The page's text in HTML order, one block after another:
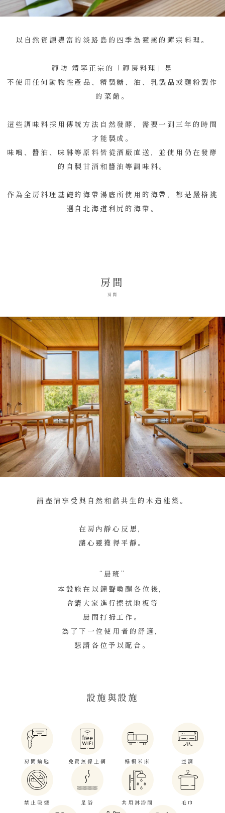
以自然資源豐富的淡路島的四季為靈感的禪宗料理。
禪坊 靖寧正宗的「禪房料理」是
不使用任何動物性產品、精製糖、油、乳製品或麵粉製作
的菜餚。
這些調味料採用傳統方法自然發酵，需要一到三年的時間
才能製成。
味噌、醬油、味醂等原料皆從酒廠直送，並使用仍在發酵
的自製甘酒和醬油等調味料。
作為全房料理基礎的海帶湯底所使用的海帶，都是嚴格挑
選自北海道利尻的海帶。
房間
房間
請盡情享受與自然和諧共生的木造建築。
在房內靜心反思，
讓心靈獲得平靜。
“晨班”
本設施在以鐘聲喚醒各位後，
會請大家進行擦拭地板等
晨間打掃工作。
為了下一位使用者的舒適，
懇請各位予以配合。
設施與設施
房間鑰匙 免費無線上網 榻榻米床 空調
禁止吸煙 足浴 共用淋浴間 毛巾